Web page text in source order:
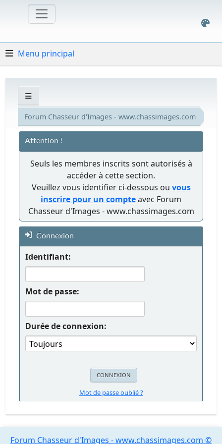
Menu principal
Forum Chasseur d'Images - www.chassimages.com
Attention !
Seuls les membres inscrits sont autorisés à
accéder à cette section.
Veuillez vous identifier ci-dessous ou vous
inscrire pour un compteavec Forum
Chasseur d'Images - www.chassimages.com
Connexion
Identifiant:
Mot de passe:
Durée de connexion:
Mot de passe oublié ?
Forum Chasseur d'Images - www.chassimages.com ©